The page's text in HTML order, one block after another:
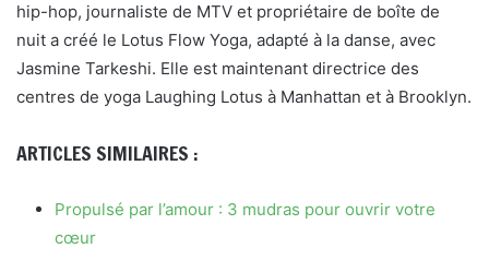
hip-hop, journaliste de MTV et propriétaire de boîte de
nuit a créé le Lotus Flow Yoga, adapté à la danse, avec
Jasmine Tarkeshi. Elle est maintenant directrice des
centres de yoga Laughing Lotus à Manhattan et à Brooklyn.
ARTICLES SIMILAIRES :
Propulsé par l’amour : 3 mudras pour ouvrir votre
cœur